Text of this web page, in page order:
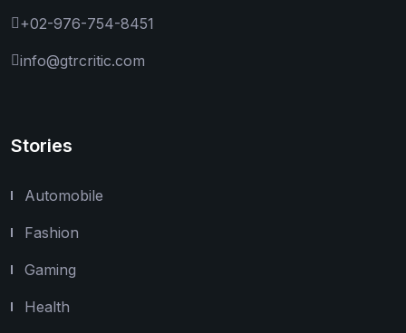
+02-976-754-8451
info@gtrcritic.com
Stories
Automobile
Fashion
Gaming
Health